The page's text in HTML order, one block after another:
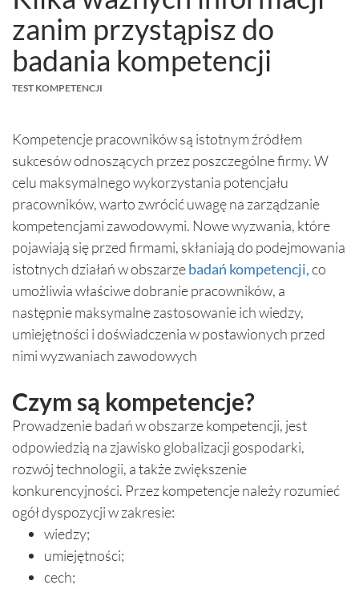
zanim przystąpisz do
badania kompetencji
TEST KOMPETENCJI
Kompetencje pracowników są istotnym źródłem
sukcesów odnoszących przez poszczególne firmy. W
celu maksymalnego wykorzystania potencjału
pracowników, warto zwrócić uwagę na zarządzanie
kompetencjami zawodowymi. Nowe wyzwania, które
pojawiają się przed firmami, skłaniają do podejmowania
istotnych działań w obszarzebadań kompetencji,co
umożliwia właściwe dobranie pracowników, a
następnie maksymalne zastosowanie ich wiedzy,
umiejętności i doświadczenia w postawionych przed
nimi wyzwaniach zawodowych
Czym są kompetencje?
Prowadzenie badań w obszarze kompetencji, jest
odpowiedzią na zjawisko globalizacji gospodarki,
rozwój technologii, a także zwiększenie
konkurencyjności. Przez kompetencje należy rozumieć
ogół dyspozycji w zakresie:
wiedzy;
umiejętności;
cech;